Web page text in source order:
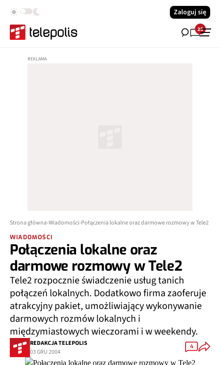
Zaloguj się
25
Strona główna Wiadomości Połączenia lokalne oraz darmowe rozmowy w Tele2
WIADOMOŚCI
Połączenia lokalne oraz
darmowe rozmowy w Tele2
Tele2 rozpocznie świadczenie usług tanich
połączeń lokalnych. Dodatkowo firma zaoferuje
atrakcyjny pakiet, umożliwiający wykonywanie
darmowych rozmów lokalnych i
międzymiastowych wieczorami i w weekendy.
REDAKCJA TELEPOLIS
03 GRU 2004
4